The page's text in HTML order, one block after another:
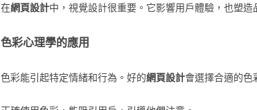
在網頁設計中，視覺設計很重要。它影響用戶體驗，也塑
色彩心理學的應用
色彩能引起特定情緒和行為。好的網頁設計會選擇合適的色